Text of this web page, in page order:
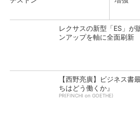
レクサスの新型「ES」が
ンアップを軸に全面刷新
【西野亮廣】ビジネス
ちはどう働くか』
PR(FINCHI on GOETHE)